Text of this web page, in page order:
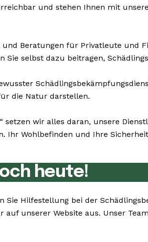
und stehen Ihnen mit
und Beratungen für Privatleute und
Sie selbst dazu beitragen,
die Natur darstellen.
“ setzen wir alles daran, unsere
Ihr Wohlbefinden und Ihre
heute!
Sie Hilfestellung bei der
unserer Website aus. Unser